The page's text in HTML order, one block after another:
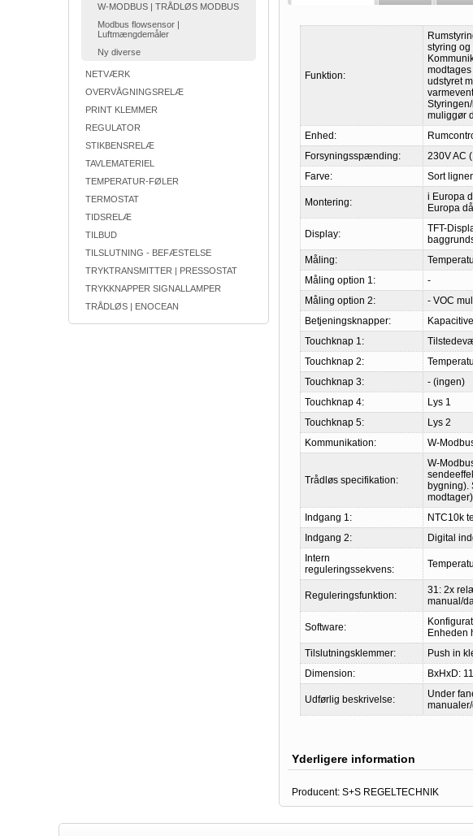
W-MODBUS | TRÅDLØS MODBUS
Modbus flowsensor |
Luftmængdemåler
Ny diverse
NETVÆRK
OVERVÅGNINGSRELÆ
PRINT KLEMMER
REGULATOR
STIKBENSRELÆ
TAVLEMATERIEL
TEMPERATUR-FØLER
TERMOSTAT
TIDSRELÆ
TILBUD
TILSLUTNING - BEFÆSTELSE
TRYKTRANSMITTER | PRESSOSTAT
TRYKKNAPPER SIGNALLAMPER
TRÅDLØS | ENOCEAN
Funktion:
styring og
udstyret
muliggør
Enhed:
Forsyningsspænding:
230V AC
Farve:
Sort
Montering:
i Europa
Europa
Display:
TFT-
Måling:
Måling option 1:
-
Måling option 2:
- VOC
Betjeningsknapper:
Touchknap 1:
Touchknap 2:
Touchknap 3:
- (ingen)
Touchknap 4:
Lys 1
Touchknap 5:
Lys 2
Kommunikation:
W-
Trådløs specifikation:
W-
bygning).
Indgang 1:
NTC10k
Indgang 2:
Digital
Intern
reguleringssekvens:
Reguleringsfunktion:
31: 2x
manual/
Software:
Enheden
Tilslutningsklemmer:
Push in
Dimension:
BxHxD:
Udførlig beskrivelse:
Under
Yderligere information
Producent: S+S REGELTECHNIK